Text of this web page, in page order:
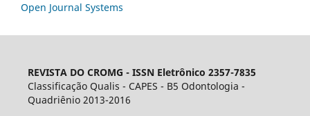
Open Journal Systems
REVISTA DO CROMG - ISSN Eletrônico 2357-7835
Classificação Qualis - CAPES - B5 Odontologia -
Quadriênio 2013-2016